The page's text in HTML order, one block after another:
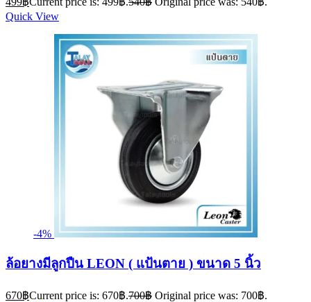
Quick View
-4%
ล้อยางมีลูกปืน LEON ( แป้นตาย ) ขนาด 5 นิ้ว
670฿Current price is: 670฿.700฿ Original price was: 700฿.